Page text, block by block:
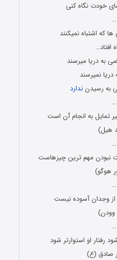
خودت نگاه کنی
…
که اشتباه نمیکنند
افتاد…
به دریا میرسند
نمیرسند
به رسیدنندارد
…
تمایل به انجام آن است
هیل)
…
مهم ترین چیزهاست
هوگو)
…
از وجدان آسوده نیست
وودن)
…
رفتار او استوارتر شود
صادق (ع)